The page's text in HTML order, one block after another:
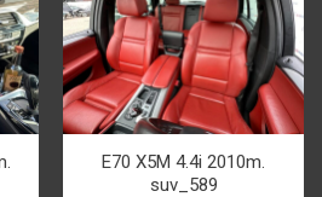
E70 X5M 4.4i 2010m.
suv_589